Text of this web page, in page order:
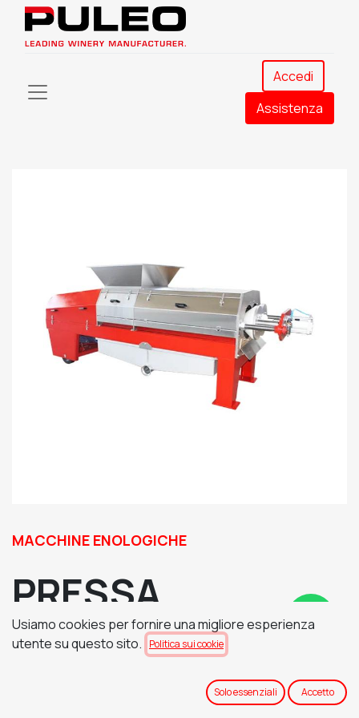
Accedi
Assistenza​
MACCHINE ENOLOGICHE
PRESSA
CONTINUA
Usiamo cookies per fornire una migliore esperienza
utente su questo sito.
Politica sui cookie
Solo essenziali Accetto